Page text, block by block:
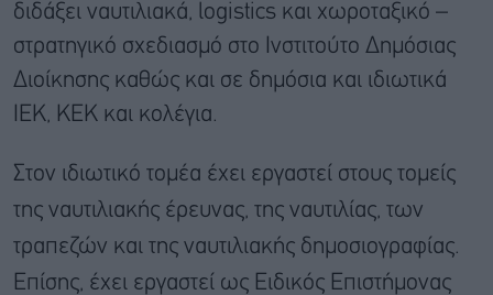
διδάξει ναυτιλιακά, logistics και χωροταξικό –
στρατηγικό σχεδιασμό στο Ινστιτούτο Δημόσιας
Διοίκησης καθώς και σε δημόσια και ιδιωτικά
ΙΕΚ, ΚΕΚ και κολέγια.
Στον ιδιωτικό τομέα έχει εργαστεί στους τομείς
της ναυτιλιακής έρευνας, της ναυτιλίας, των
τραπεζών και της ναυτιλιακής δημοσιογραφίας.
Επίσης, έχει εργαστεί ως Ειδικός Επιστήμονας